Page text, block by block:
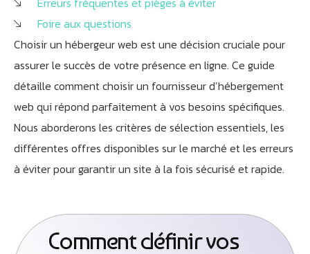
Foire aux questions
Choisir un hébergeur web est une décision cruciale pour
assurer le succès de votre présence en ligne. Ce guide
détaille comment choisir un fournisseur d’hébergement
web qui répond parfaitement à vos besoins spécifiques.
Nous aborderons les critères de sélection essentiels, les
différentes offres disponibles sur le marché et les erreurs
à éviter pour garantir un site à la fois sécurisé et rapide.
Comment définir vos